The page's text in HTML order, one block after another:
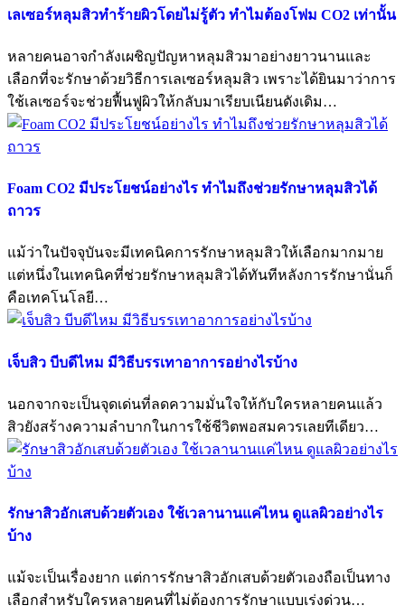
เลเซอร์หลุมสิวทำร้ายผิวโดยไม่รู้ตัว ทำไมต้องโฟม CO2 เท่านั้น
หลายคนอาจกำลังเผชิญปัญหาหลุมสิวมาอย่างยาวนานและ
เลือกที่จะรักษาด้วยวิธีการเลเซอร์หลุมสิว เพราะได้ยินมาว่าการ
ใช้เลเซอร์จะช่วยฟื้นฟูผิวให้กลับมาเรียบเนียนดังเดิม…
Foam CO2 มีประโยชน์อย่างไร ทำไมถึงช่วยรักษาหลุมสิวได้
ถาวร
แม้ว่าในปัจจุบันจะมีเทคนิคการรักษาหลุมสิวให้เลือกมากมาย
แต่หนึ่งในเทคนิคที่ช่วยรักษาหลุมสิวได้ทันทีหลังการรักษานั่นก็
คือเทคโนโลยี…
เจ็บสิว บีบดีไหม มีวิธีบรรเทาอาการอย่างไรบ้าง
นอกจากจะเป็นจุดเด่นที่ลดความมั่นใจให้กับใครหลายคนแล้ว
สิวยังสร้างความลำบากในการใช้ชีวิตพอสมควรเลยทีเดียว…
รักษาสิวอักเสบด้วยตัวเอง ใช้เวลานานแค่ไหน ดูแลผิวอย่างไร
บ้าง
แม้จะเป็นเรื่องยาก แต่การรักษาสิวอักเสบด้วยตัวเองถือเป็นทาง
เลือกสำหรับใครหลายคนที่ไม่ต้องการรักษาแบบเร่งด่วน…